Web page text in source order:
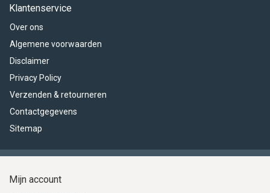
Klantenservice
Over ons
Algemene voorwaarden
Disclaimer
Privacy Policy
Verzenden & retourneren
Contactgegevens
Sitemap
Mijn account